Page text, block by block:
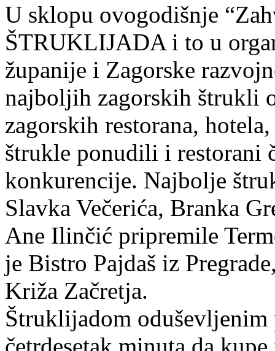
U sklopu ovogodišnje
ŠTRUKLIJADA i to u
županije i Zagorske
najboljih zagorskih štrukli
zagorskih restorana,
štrukle ponudili i restorani
konkurencije. Najbolje
Slavka Večerića, Branka
Ane Ilinčić pripremile
je Bistro Pajdaš iz
Križa Začretja.
Štruklijadom
četrdesetak minuta da